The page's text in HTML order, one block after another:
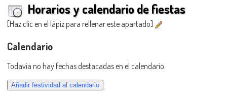
Horarios y calendario de fiestas
[Haz clic en el lápiz para rellenar este apartado]
Calendario
Todavía no hay fechas destacadas en el calendario.